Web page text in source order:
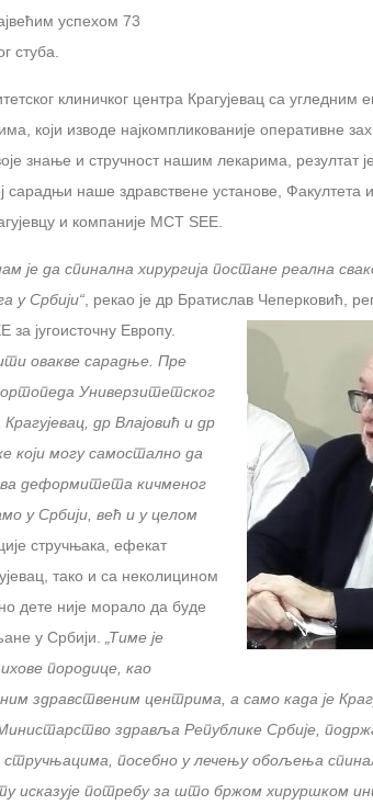
успехом 73
стуба.
клиничког центра Крагујевац са угледним
који изводе најкомпликованије оперативне
знање и стручност нашим лекарима, резултат
сарадњи наше здравствене установе, Факултета
и компаније МСТ SEE.
је да спинална хирургија постане реална
у Србији“ , рекао је др Братислав Чеперковић,
југоисточну Европу.
овакве сарадње. Пре
ортопеда Универзитетског
др Влајовић и др
који могу самостално да
деформитета кичменог
у Србији, већ и у целом
стручњака, ефекат
тако и са неколицином
дете није морало да буде
у Србији.
„Тиме је
породице, као
здравственим центрима, а само када је
здравља Републике Србије,
посебно у лечењу обољења
исказује потребу за што бржом хируршком